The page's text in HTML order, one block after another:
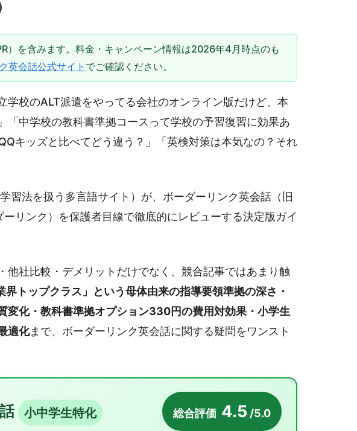
）を含みます。料金・キャンペーン情報は2026年4月時点のも
英会話公式サイト でご確認ください。
学校のALT派遣をやってる会社のオンライン版だけど、本
「中学校の教科書準拠コースって学校の予習復習に効果あ
キッズと比べてどう違う？」「英検対策は本気なの？それ
習法を扱う多言語サイト）が、ボーダーリンク英会話（旧
リンク）を保護者目線で徹底的にレビューする決定版ガイ
他社比較・デメリットだけでなく、競合記事ではあまり触
界トップクラス」という母体由来の指導要領準拠の深さ・
変化・教科書準拠オプション330円の費用対効果・小学生
適化まで、ボーダーリンク英会話に関する疑問をワンスト
小中学生特化 総合評価 4.5 /5.0